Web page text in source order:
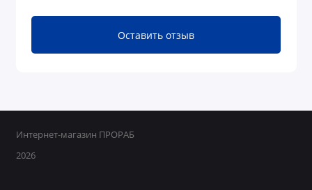
Оставить отзыв
Интернет-магазин ПРОРАБ
2026